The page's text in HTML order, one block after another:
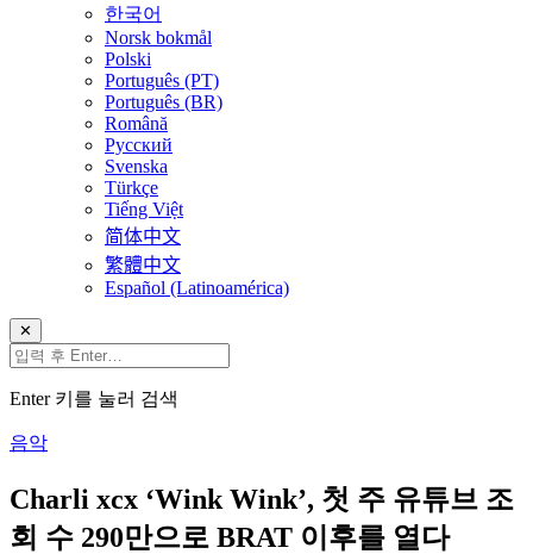
한국어
Norsk bokmål
Polski
Português (PT)
Português (BR)
Română
Русский
Svenska
Türkçe
Tiếng Việt
简体中文
繁體中文
Español (Latinoamérica)
✕
Enter 키를 눌러 검색
음악
Charli xcx ‘Wink Wink’, 첫 주 유튜브 조
회 수 290만으로 BRAT 이후를 열다